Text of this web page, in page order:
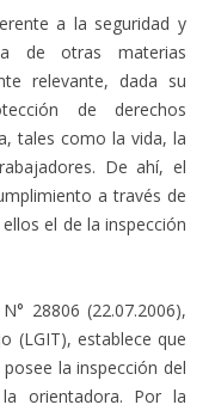
a la seguridad y
de otras materias
relevante, dada su
de derechos
tales como la vida, la
De ahí, el
a través de
el de la inspección
28806 (22.07.2006),
(LGIT), establece que
la inspección del
orientadora. Por la